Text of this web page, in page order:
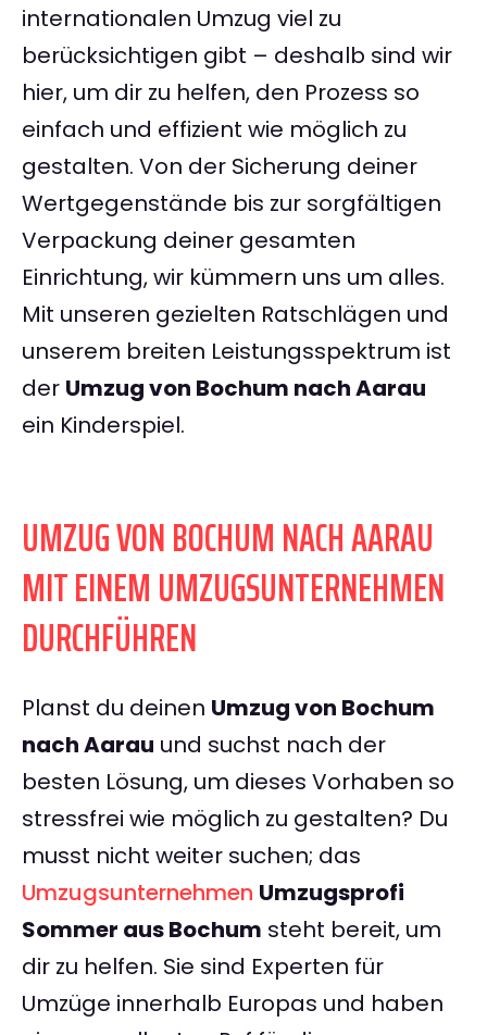
internationalen Umzug viel zu
berücksichtigen gibt – deshalb sind wir
hier, um dir zu helfen, den Prozess so
einfach und effizient wie möglich zu
gestalten. Von der Sicherung deiner
Wertgegenstände bis zur sorgfältigen
Verpackung deiner gesamten
Einrichtung, wir kümmern uns um alles.
Mit unseren gezielten Ratschlägen und
unserem breiten Leistungsspektrum ist
der Umzug von Bochum nach Aarau
ein Kinderspiel.
UMZUG VON BOCHUM NACH AARAU
MIT EINEM UMZUGSUNTERNEHMEN
DURCHFÜHREN
Planst du deinen Umzug von Bochum
nach Aarau und suchst nach der
besten Lösung, um dieses Vorhaben so
stressfrei wie möglich zu gestalten? Du
musst nicht weiter suchen; das
Umzugsunternehmen Umzugsprofi
Sommer aus Bochum steht bereit, um
dir zu helfen. Sie sind Experten für
Umzüge innerhalb Europas und haben